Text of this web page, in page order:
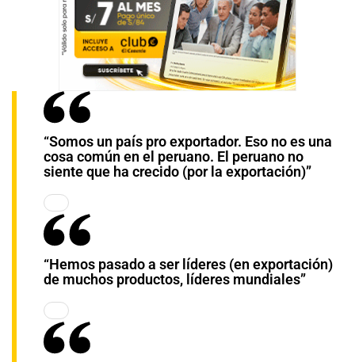
“Somos un país pro exportador. Eso no es una
cosa común en el peruano. El peruano no
siente que ha crecido (por la exportación)”
“Hemos pasado a ser líderes (en exportación)
de muchos productos, líderes mundiales”